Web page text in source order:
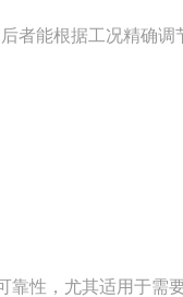
者能根据工况精确调
性，尤其适用于需